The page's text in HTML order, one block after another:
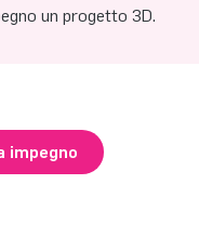
un progetto 3D.
impegno